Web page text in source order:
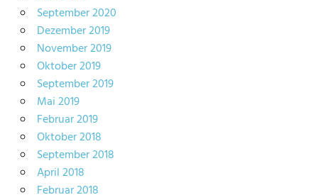
September 2020
Dezember 2019
November 2019
Oktober 2019
September 2019
Mai 2019
Februar 2019
Oktober 2018
September 2018
April 2018
Februar 2018